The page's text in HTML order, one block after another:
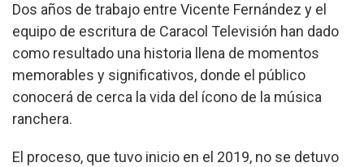
Dos años de trabajo entre Vicente Fernández y el
equipo de escritura de Caracol Televisión han dado
como resultado una historia llena de momentos
memorables y significativos, donde el público
conocerá de cerca la vida del ícono de la música
ranchera.
El proceso, que tuvo inicio en el 2019, no se detuvo